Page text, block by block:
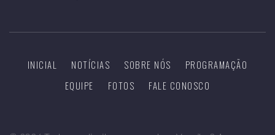
INICIAL NOTÍCIAS SOBRE NÓS
PROGRAMAÇÃO
EQUIPE
FOTOS FALE CONOSCO